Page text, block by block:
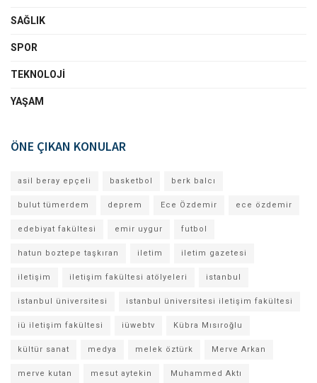
SAĞLIK
SPOR
TEKNOLOJI
YAŞAM
ÖNE ÇIKAN KONULAR
asil beray epçeli basketbol berk balcı
bulut tümerdem deprem Ece Özdemir ece özdemir
edebiyat fakültesi emir uygur futbol
hatun boztepe taşkıran iletim iletim gazetesi
iletişim iletişim fakültesi atölyeleri istanbul
istanbul üniversitesi istanbul üniversitesi iletişim fakültesi
iü iletişim fakültesi iüwebtv Kübra Mısıroğlu
kültür sanat medya melek öztürk Merve Arkan
merve kutan mesut aytekin Muhammed Aktı